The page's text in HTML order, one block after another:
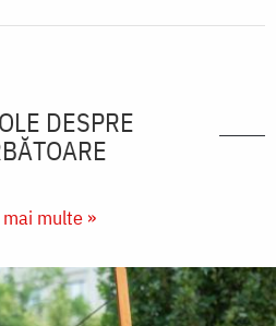
DESPRE
multe »